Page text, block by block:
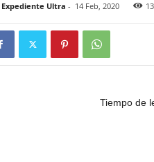
Expediente Ultra - 14 Feb, 2020
Tiempo de